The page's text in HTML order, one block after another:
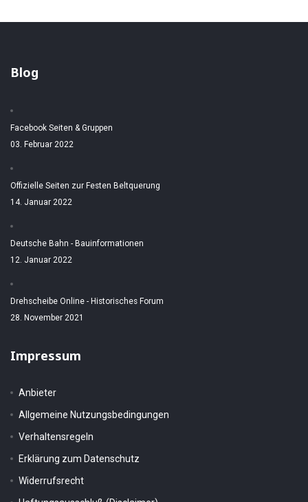
Blog
Facebook Seiten & Gruppen
03. Februar 2022
Offizielle Seiten zur Festen Beltquerung
14. Januar 2022
Deutsche Bahn - Bauinformationen
12. Januar 2022
Drehscheibe Online - Historisches Forum
28. November 2021
Impressum
Anbieter
Allgemeine Nutzungsbedingungen
Verhaltensregeln
Erklärung zum Datenschutz
Widerrufsrecht